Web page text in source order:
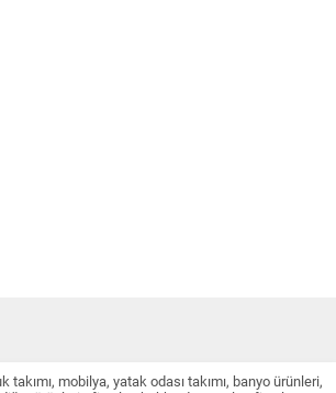
mobilya, yatak odası takımı, banyo ürünleri,